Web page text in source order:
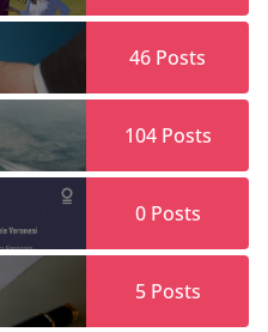
46 Posts
104Posts
0Posts
5Posts